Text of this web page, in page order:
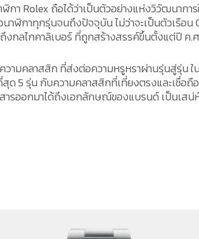
กา Rolex ถือได้ว่าเป็นตัวอย่างแห่งวิวัฒนากา
าฬิกาทุกรุ่นจนถึงปัจจุบัน ไม่ว่าจะเป็นตัวเรือน
งกลไกคาลิเบอร์ ที่ถูกสร้างสรรค์ขึ้นตั้งแต่ปี ค.
ามคลาสสิก ที่ส่งต่อความหรูหราผ่านรุ่นสู่รุ่น ใ
ด 5 รุ่น กับความคลาสสิกที่เที่ยงตรงและเชื่อถื
รออกมาได้ถึงเอกลักษณ์ของแบรนด์ เป็นเสน่